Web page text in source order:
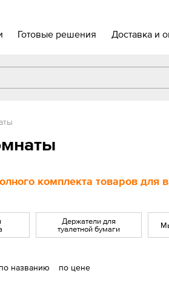
Готовые решения Доставка и
комплекта товаров для
Держатели для
туалетной бумаги
по названию по цене